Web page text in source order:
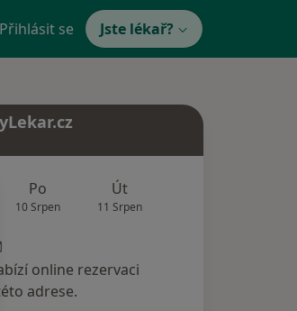
Přihlásit se Jste lékař?
Po
10 Srpen
Út
11 Srpen
online rezervaci
adrese.